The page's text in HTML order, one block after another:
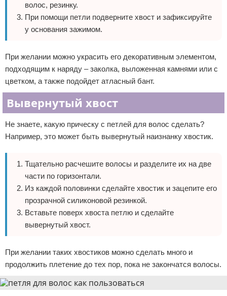
волос, резинку.
При помощи петли подверните хвост и зафиксируйте
у основания зажимом.
При желании можно украсить его декоративным элементом,
подходящим к наряду – заколка, выложенная камнями или с
цветком, а также подойдет атласный бант.
Вывернутый хвост
Не знаете, какую прическу с петлей для волос сделать?
Например, это может быть вывернутый наизнанку хвостик.
Тщательно расчешите волосы и разделите их на две
части по горизонтали.
Из каждой половинки сделайте хвостик и зацепите его
прозрачной силиконовой резинкой.
Вставьте поверх хвоста петлю и сделайте
вывернутый хвост.
При желании таких хвостиков можно сделать много и
продолжить плетение до тех пор, пока не закончатся волосы.